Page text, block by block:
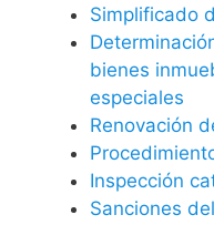
Simplificado
bienes
especiales
Renovación
Inspección
Sanciones